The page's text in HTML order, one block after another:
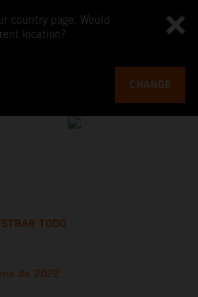
country page. Would
location?
CHANGE
TODO
de 2022